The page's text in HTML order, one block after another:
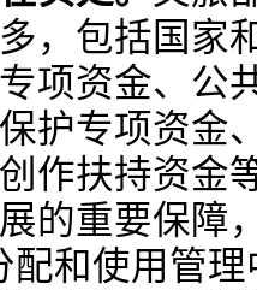
，包括国家
项资金、公
护专项资金
作扶持资金
的重要保障
配和使用管